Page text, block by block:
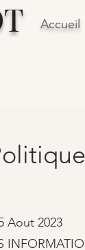
Accueil
Aout 2023